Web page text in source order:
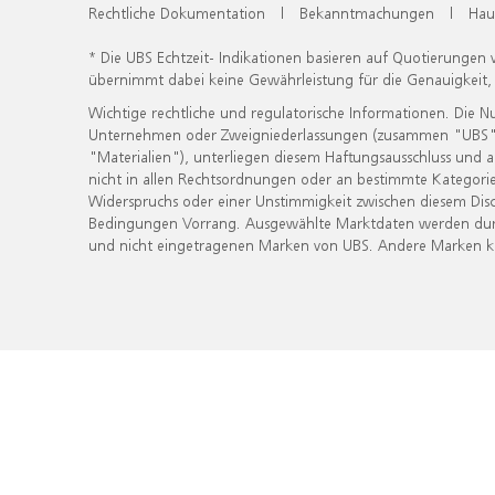
Rechtliche Dokumentation | Bekanntmachungen |
* Die UBS Echtzeit- Indikationen basieren auf
übernimmt dabei keine Gewährleistung für die
Wichtige rechtliche und regulatorische Informationen. Die
Unternehmen oder Zweigniederlassungen (zusammen
"Materialien"), unterliegen diesem Haftungsausschluss
nicht in allen Rechtsordnungen oder an bestimmte
Widerspruchs oder einer Unstimmigkeit zwischen diesem
Bedingungen Vorrang. Ausgewählte Marktdaten werden
und nicht eingetragenen Marken von UBS. Andere Marken